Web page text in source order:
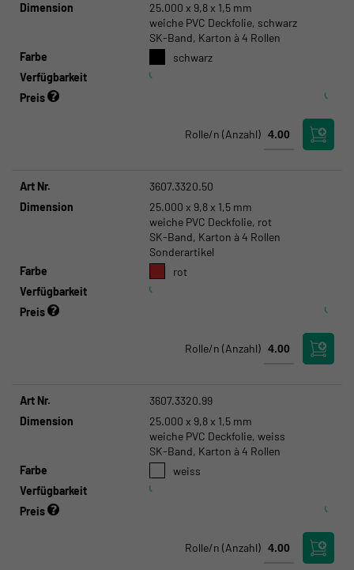
Dimension
25.000 x 9,8 x 1,5 mm
weiche PVC Deckfolie, schwarz
SK-Band, Karton à 4 Rollen
Farbe
schwarz
Verfügbarkeit
Preis
Rolle/n (Anzahl)
Art Nr.
3607.3320.50
Dimension
25.000 x 9,8 x 1,5 mm
weiche PVC Deckfolie, rot
SK-Band, Karton à 4 Rollen
Sonderartikel
Farbe
rot
Verfügbarkeit
Preis
Rolle/n (Anzahl)
Art Nr.
3607.3320.99
Dimension
25.000 x 9,8 x 1,5 mm
weiche PVC Deckfolie, weiss
SK-Band, Karton à 4 Rollen
Farbe
weiss
Verfügbarkeit
Preis
Rolle/n (Anzahl)